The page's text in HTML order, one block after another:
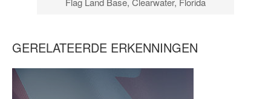
GERELATEERDE ERKENNINGEN